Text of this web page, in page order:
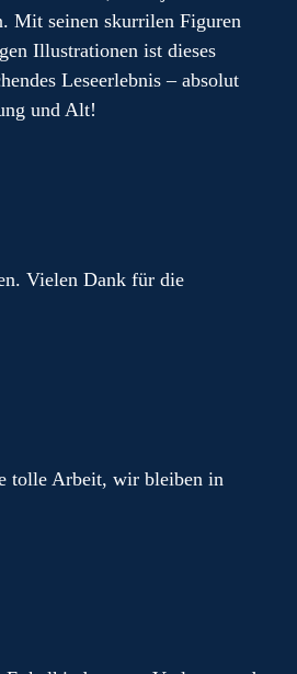
Mit seinen skurrilen Figuren
Illustrationen ist dieses
Leseerlebnis – absolut
und Alt!
Vielen Dank für die
tolle Arbeit, wir bleiben in